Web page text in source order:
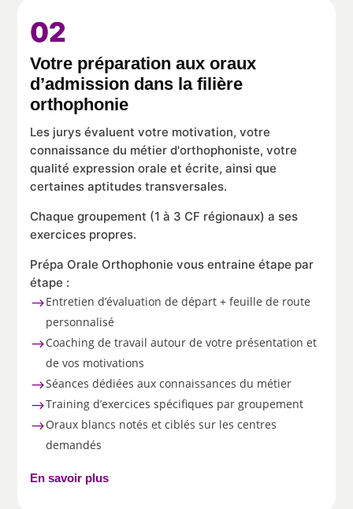
02
Votre préparation aux oraux
d’admission dans la filière
orthophonie
Les jurys évaluent votre motivation, votre
connaissance du métier d'orthophoniste, votre
qualité expression orale et écrite, ainsi que
certaines aptitudes transversales.
Chaque groupement (1 à 3 CF régionaux) a ses
exercices propres.
Prépa Orale Orthophonie vous entraine étape par
étape :
$Entretien d’évaluation de départ + feuille de route
personnalisé
$Coaching de travail autour de votre présentation et
de vos motivations
$Séances dédiées aux connaissances du métier
$Training d’exercices spécifiques par groupement
$Oraux blancs notés et ciblés sur les centres
demandés
En savoir plus